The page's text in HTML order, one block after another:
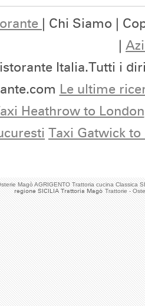
Magò AGRIGENTO Trattoria cucina Classica
regione SICILIA Trattoria Magò Trattorie -
| Chi Siamo |
|
Italia.Tutti i
Le ultime
Heathrow to London
Taxi Gatwick to